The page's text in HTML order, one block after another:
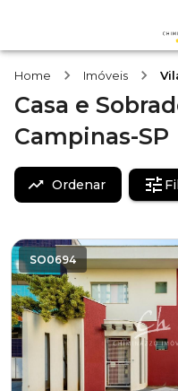
Home Imóveis
Casa e
Campinas-SP
Ordenar
SO0694